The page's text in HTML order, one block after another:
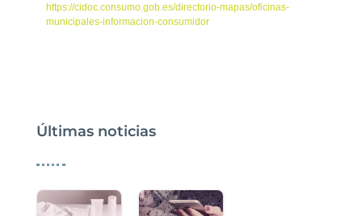
https://cidoc.consumo.gob.es/directorio-mapas/oficinas-
municipales-informacion-consumidor
Últimas noticias